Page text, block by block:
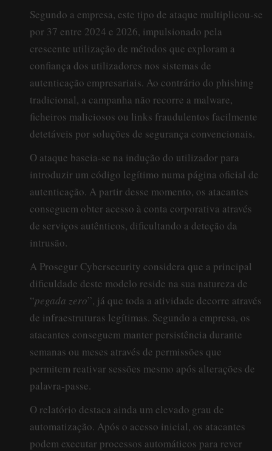
Segundo a empresa, este tipo de ataque multiplicou-se
por 37 entre 2024 e 2026, impulsionado pela
crescente utilização de métodos que exploram a
confiança dos utilizadores nos sistemas de
autenticação empresariais. Ao contrário do phishing
tradicional, a campanha não recorre a malware,
ficheiros maliciosos ou links fraudulentos facilmente
detetáveis por soluções de segurança convencionais.
O ataque baseia-se na indução do utilizador para
introduzir um código legítimo numa página oficial de
autenticação. A partir desse momento, os atacantes
conseguem obter acesso à conta corporativa através
de serviços autênticos, dificultando a deteção da
intrusão.
A Prosegur Cybersecurity considera que a principal
dificuldade deste modelo reside na sua natureza de
“pegada zero”, já que toda a atividade decorre através
de infraestruturas legítimas. Segundo a empresa, os
atacantes conseguem manter persistência durante
semanas ou meses através de permissões que
permitem reativar sessões mesmo após alterações de
palavra-passe.
O relatório destaca ainda um elevado grau de
automatização. Após o acesso inicial, os atacantes
podem executar processos automáticos para rever